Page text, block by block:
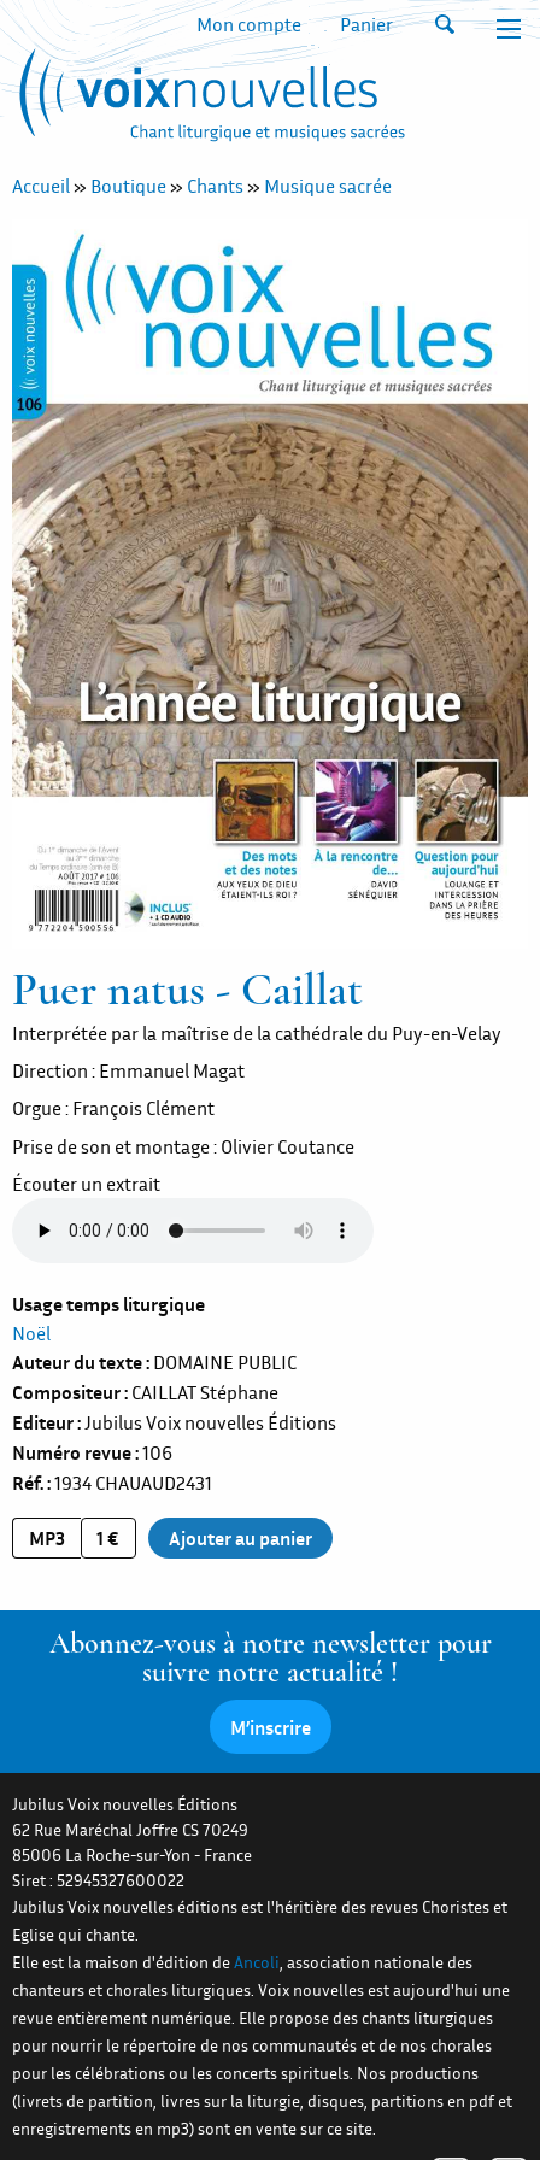
Mon compte Panier
Accueil» Boutique» Chants» Musique sacrée
Puer natus - Caillat
Interprétée par la maîtrise de la cathédrale du Puy-en-Velay
Direction : Emmanuel Magat
Orgue : François Clément
Prise de son et montage : Olivier Coutance
Écouter un extrait
Usage temps liturgique
Noël
Auteur du texte DOMAINE PUBLIC
Compositeur CAILLAT Stéphane
Editeur Jubilus Voix nouvelles Éditions
Numéro revue 106
Réf. 1934 CHAUAUD2431
MP3 1 €
Abonnez-vous à notre newsletter pour
suivre notre actualité !
M’inscrire
Jubilus Voix nouvelles Éditions
62 Rue Maréchal Joffre CS 70249
85006 La Roche-sur-Yon - France
Siret : 52945327600022
Jubilus Voix nouvelles éditions est l'héritière des revues Choristes et
Eglise qui chante.
Elle est la maison d'édition deAncoli, association nationale des
chanteurs et chorales liturgiques. Voix nouvelles est aujourd'hui une
revue entièrement numérique. Elle propose des chants liturgiques
pour nourrir le répertoire de nos communautés et de nos chorales
pour les célébrations ou les concerts spirituels. Nos productions
(livrets de partition, livres sur la liturgie, disques, partitions en pdf et
enregistrements en mp3) sont en vente sur ce site.